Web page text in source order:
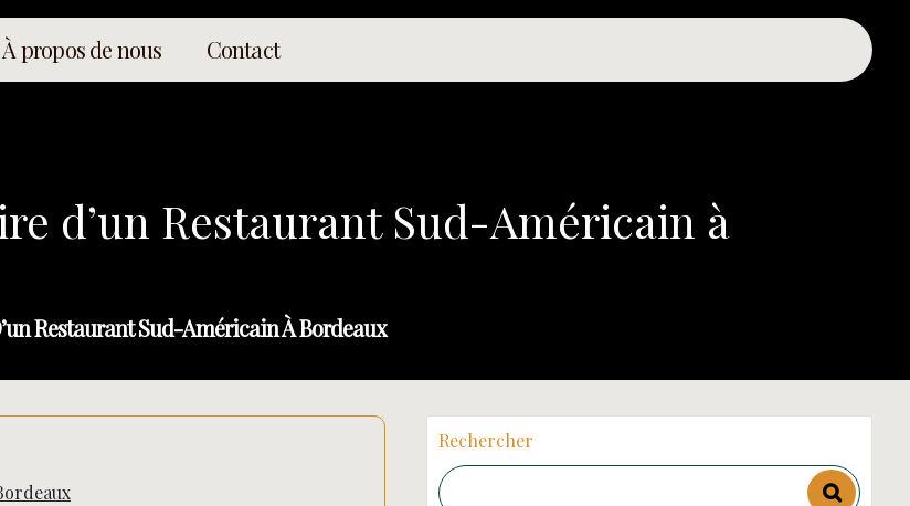
À propos de nous Contact
d’un Restaurant Sud-Américain à
Restaurant Sud-Américain À Bordeaux
Rechercher